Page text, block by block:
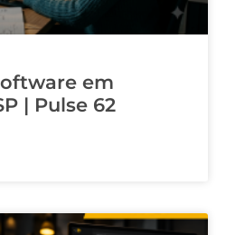
em
| Pulse 62